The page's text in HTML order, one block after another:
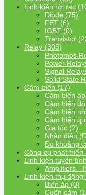
Linh kiện rời rạc
Diode (75)
FET (6)
IGBT (0)
Transistor
Relay (305)
Photomos
Power
Signal
Solid State
Cảm biến (17)
Cảm biến
Cảm biến
Cảm biến
Cảm biến
Gia tốc (2)
Nhận diện
Đo khoảng
Công cụ phát triển
Linh kiện tuyến
Amplifiers -
Linh kiện thụ động
Biến áp (0)
Cuộn cảm